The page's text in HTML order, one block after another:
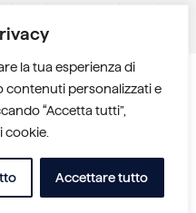
la tua esperienza di
contenuti personalizzati e
“Accetta tutti”,
cookie.
Accettare tutto
- Via Adige 26 - 00198 Roma